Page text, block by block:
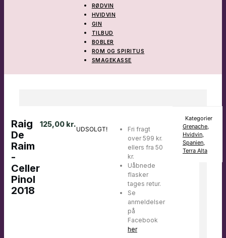
RØDVIN
HVIDVIN
GIN
TILBUD
BOBLER
ROM OG SPIRITUS
SMAGEKASSE
Raig
De
Raim
-
Celler
Pinol
2018
125,00 kr.
UDSOLGT!
Fri fragt
over 599 kr.
ellers fra 50
kr.
Uåbnede
flasker
tages retur.
Se
anmeldelser
på
Facebook
her
Kategorier
Grenache
Hvidvin
Spanien
Terra Alta